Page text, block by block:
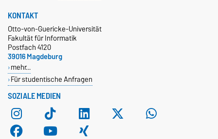
SOZIALE MEDIEN
KONTAKT
Otto-von-Guericke-Universität
Fakultät für Informatik
Postfach 4120
39016 Magdeburg
mehr…
Für studentische Anfragen